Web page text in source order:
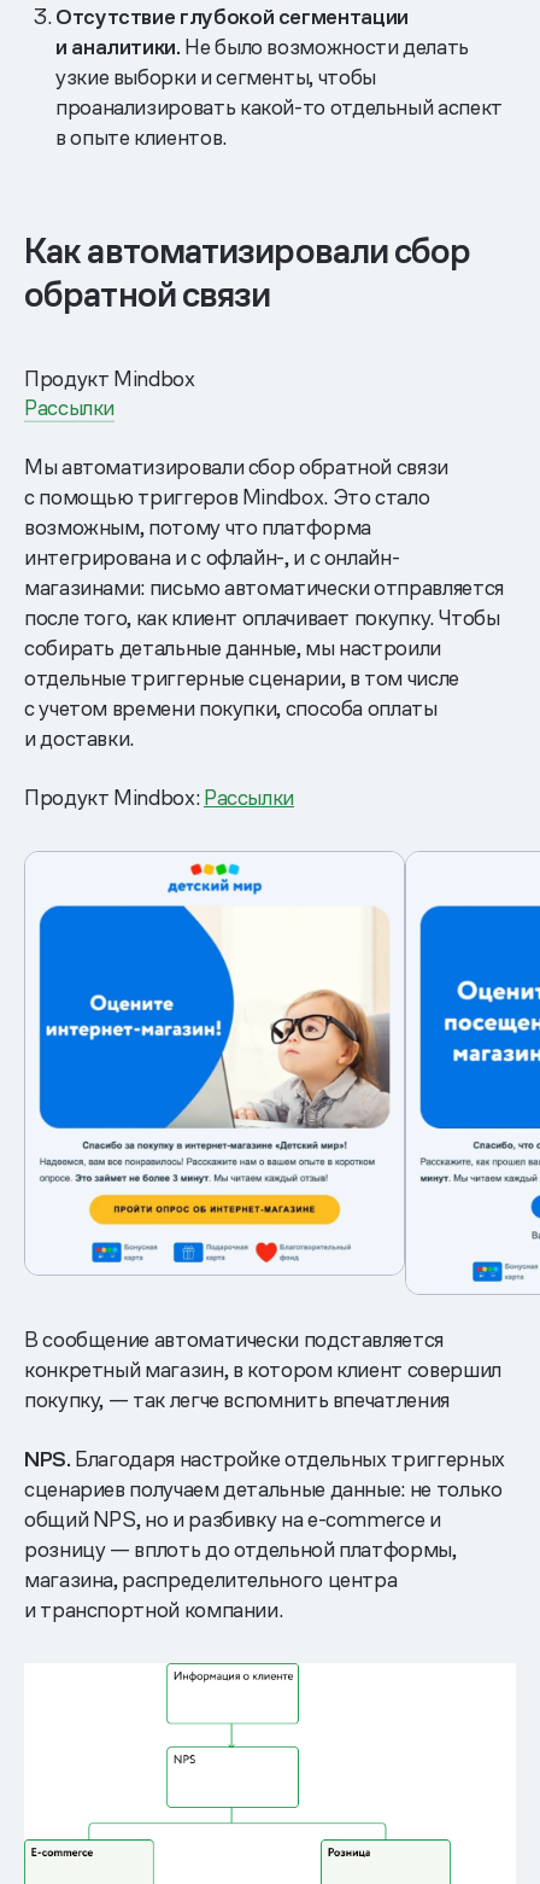
Отсутствие глубокой сегментации
и аналитики. Не было возможности делать
узкие выборки и сегменты, чтобы
проанализировать какой-то отдельный аспект
в опыте клиентов.
Как автоматизировали сбор
обратной связи
Продукт Mindbox
Рассылки
Мы автоматизировали сбор обратной связи
с помощью триггеров Mindbox. Это стало
возможным, потому что платформа
интегрирована и с офлайн-, и с онлайн-
магазинами: письмо автоматически отправляется
после того, как клиент оплачивает покупку. Чтобы
собирать детальные данные, мы настроили
отдельные триггерные сценарии, в том числе
с учетом времени покупки, способа оплаты
и доставки.
Продукт Mindbox:Рассылки
В сообщение автоматически подставляется
конкретный магазин, в котором клиент совершил
покупку, — так легче вспомнить впечатления
NPS. Благодаря настройке отдельных триггерных
сценариев получаем детальные данные: не только
общий NPS, но и разбивку на e-commerce и
розницу — вплоть до отдельной платформы,
магазина, распределительного центра
и транспортной компании.